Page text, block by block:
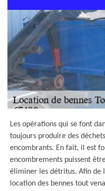
Les opérations qui se font
toujours produire des
encombrants. En fait, il est
encombrements puissent
éliminer les détritus. Afin de
location des bennes tout